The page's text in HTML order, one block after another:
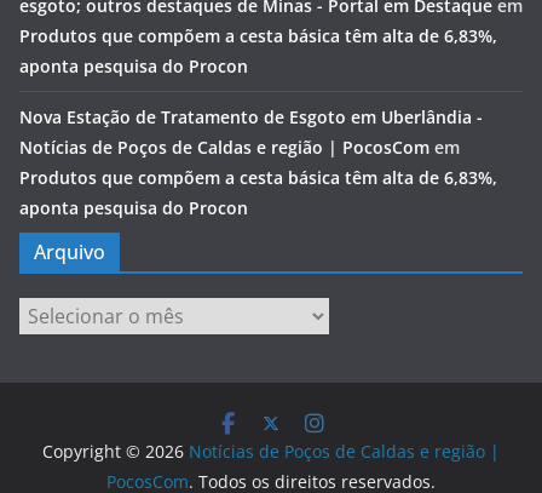
esgoto; outros destaques de Minas - Portal em Destaque em
Produtos que compõem a cesta básica têm alta de 6,83%,
aponta pesquisa do Procon
Nova Estação de Tratamento de Esgoto em Uberlândia -
Notícias de Poços de Caldas e região | PocosCom em
Produtos que compõem a cesta básica têm alta de 6,83%,
aponta pesquisa do Procon
Arquivo
Arquivo
Copyright © 2026 Notícias de Poços de Caldas e região |
PocosCom. Todos os direitos reservados.